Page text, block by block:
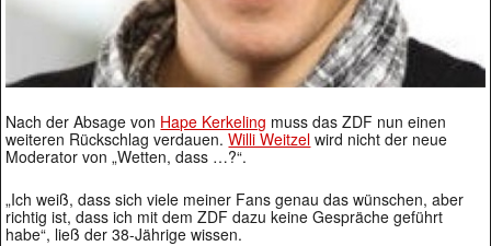
Nach der Absage von Hape Kerkeling muss das ZDF nun einen
weiteren Rückschlag verdauen.Willi Weitzel wird nicht der neue
Moderator von „Wetten, dass …?“.
„Ich weiß, dass sich viele meiner Fans genau das wünschen, aber
richtig ist, dass ich mit dem ZDF dazu keine Gespräche geführt
habe“, ließ der 38-Jährige wissen.